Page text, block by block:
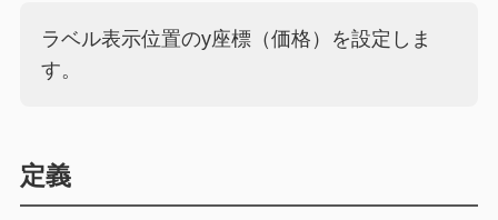
ラベル表示位置のy座標（価格）を設定しま
す。
定義